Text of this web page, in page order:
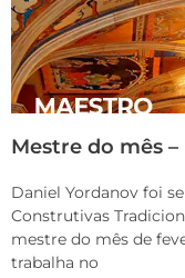
Mestre do mês
Daniel Yordanov foi
Construtivas
mestre do mês de
trabalha no